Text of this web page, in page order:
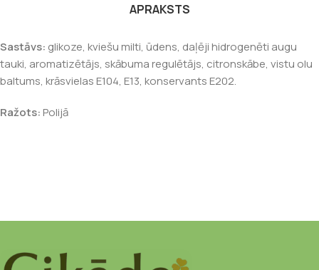
APRAKSTS
Sastāvs: glikoze, kviešu milti, ūdens, daļēji hidrogenēti augu
tauki, aromatizētājs, skābuma regulētājs, citronskābe, vistu olu
baltums, krāsvielas E104, E13, konservants E202.
Ražots:Polijā